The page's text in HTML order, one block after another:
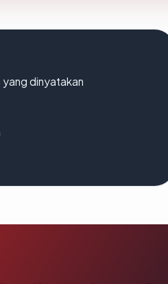
dinyatakan